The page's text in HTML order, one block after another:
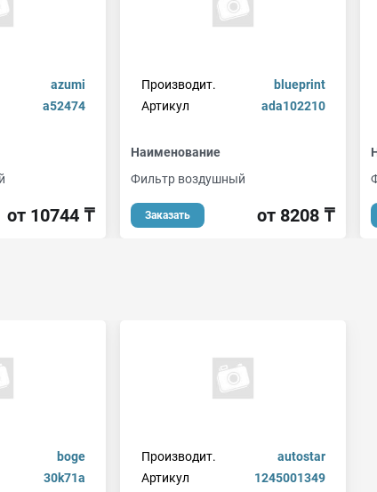
azumi
a52474
от 10744 ₸
Производит.
blueprint
Артикул
ada102210
Наименование
Фильтр воздушный
Заказать от 8208 ₸
boge
30k71a
Производит.
autostar
Артикул
1245001349